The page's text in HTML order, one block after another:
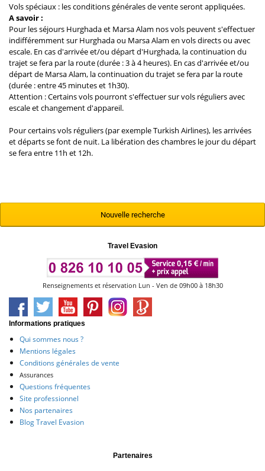
Vols spéciaux : les conditions générales de vente seront appliquées.
A savoir :
Pour les séjours Hurghada et Marsa Alam nos vols peuvent s'effectuer
indifféremment sur Hurghada ou Marsa Alam en vols directs ou avec
escale. En cas d'arrivée et/ou départ d'Hurghada, la continuation du
trajet se fera par la route (durée : 3 à 4 heures). En cas d'arrivée et/ou
départ de Marsa Alam, la continuation du trajet se fera par la route
(durée : entre 45 minutes et 1h30).
Attention : Certains vols pourront s'effectuer sur vols réguliers avec
escale et changement d'appareil.
Pour certains vols réguliers (par exemple Turkish Airlines), les arrivées
et départs se font de nuit. La libération des chambres le jour du départ
se fera entre 11h et 12h.
Nouvelle recherche
Travel Evasion
Renseignements et réservation Lun - Ven de 09h00 à 18h30
Informations pratiques
Qui sommes nous ?
Mentions légales
Conditions générales de vente
Assurances
Questions fréquentes
Site professionnel
Nos partenaires
Blog Travel Evasion
Partenaires